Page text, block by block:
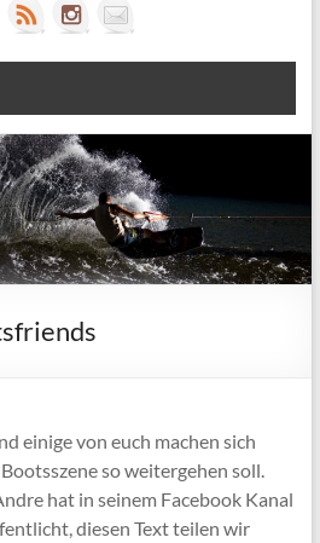
einige von euch machen sich
so weitergehen soll.
hat in seinem Facebook Kanal
diesen Text teilen wir